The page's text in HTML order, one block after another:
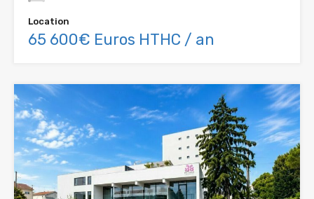
Location
65 600€ Euros HTHC / an